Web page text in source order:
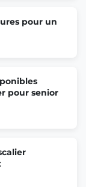
pour un
pour senior